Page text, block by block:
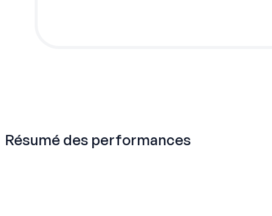
Résumé des performances